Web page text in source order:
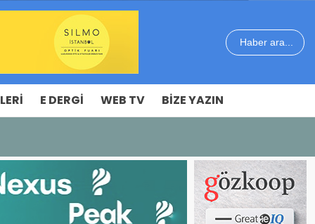
Haber ara...
E DERGI WEB TV BIZE YAZIN